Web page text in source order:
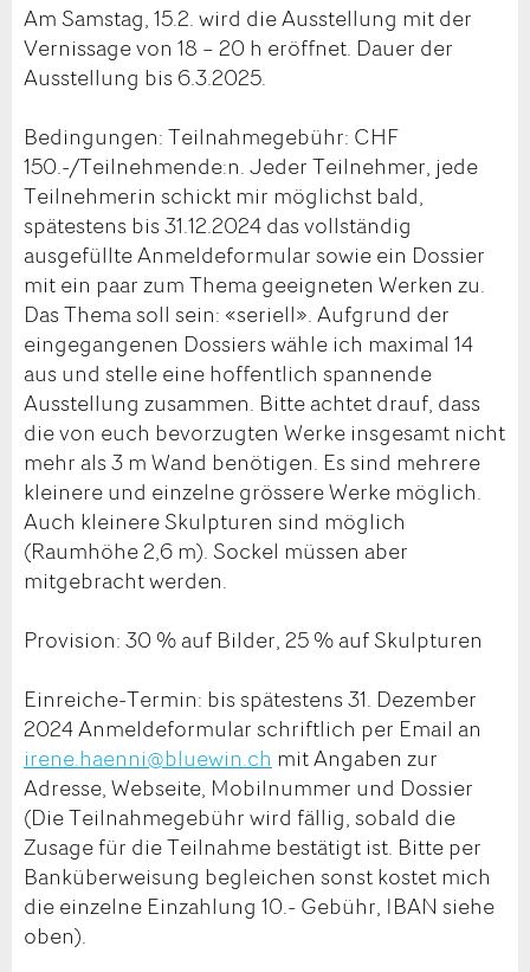
Am Samstag, 15.2. wird die Ausstellung mit der
Vernissage von 18 – 20 h eröffnet. Dauer der
Ausstellung bis 6.3.2025.
Bedingungen: Teilnahmegebühr: CHF
150.-/Teilnehmende:n. Jeder Teilnehmer, jede
Teilnehmerin schickt mir möglichst bald,
spätestens bis 31.12.2024 das vollständig
ausgefüllte Anmeldeformular sowie ein Dossier
mit ein paar zum Thema geeigneten Werken zu.
Das Thema soll sein: «seriell». Aufgrund der
eingegangenen Dossiers wähle ich maximal 14
aus und stelle eine hoffentlich spannende
Ausstellung zusammen. Bitte achtet drauf, dass
die von euch bevorzugten Werke insgesamt nicht
mehr als 3 m Wand benötigen. Es sind mehrere
kleinere und einzelne grössere Werke möglich.
Auch kleinere Skulpturen sind möglich
(Raumhöhe 2,6 m). Sockel müssen aber
mitgebracht werden.
Provision: 30 % auf Bilder, 25 % auf Skulpturen
Einreiche-Termin: bis spätestens 31. Dezember
2024 Anmeldeformular schriftlich per Email an
irene.haenni@bluewin.ch mit Angaben zur
Adresse, Webseite, Mobilnummer und Dossier
(Die Teilnahmegebühr wird fällig, sobald die
Zusage für die Teilnahme bestätigt ist. Bitte per
Banküberweisung begleichen sonst kostet mich
die einzelne Einzahlung 10.- Gebühr, IBAN siehe
oben).